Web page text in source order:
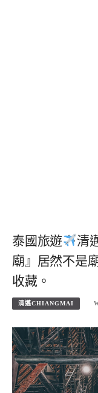
泰國旅遊
清
廟』居然不是
收藏。
清邁CHIANGMAI